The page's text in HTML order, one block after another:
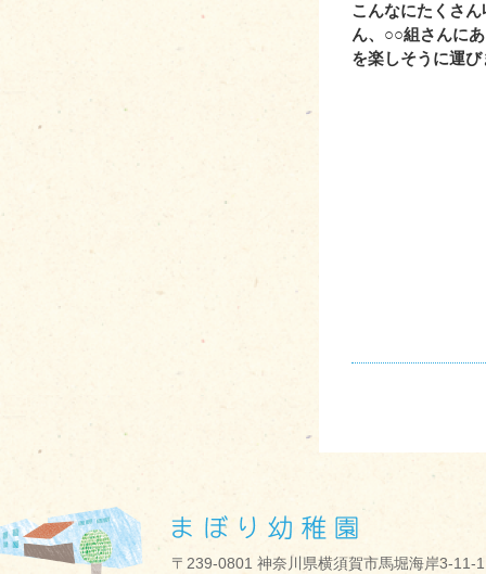
こんなにたくさ
ん、○○組さんに
を楽しそうに運
〒239-0801 神奈川県横須賀市馬堀海岸3-11-1